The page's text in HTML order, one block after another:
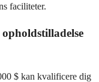
faciliteter.
$ kan kvalificere dig